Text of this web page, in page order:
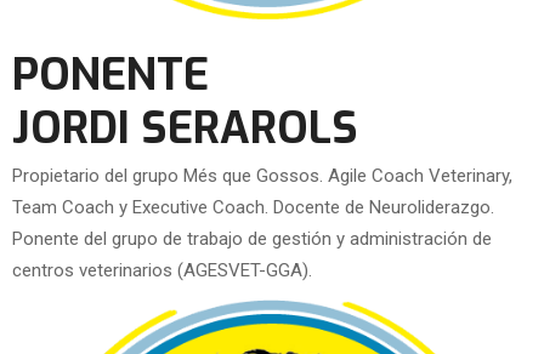
PONENTE
JORDI SERAROLS
Propietario del grupo Més que Gossos. Agile Coach Veterinary,
Team Coach y Executive Coach. Docente de Neuroliderazgo.
Ponente del grupo de trabajo de gestión y administración de
centros veterinarios (AGESVET-GGA).